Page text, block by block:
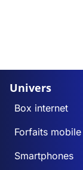
Univers
Box internet
Forfaits mobile
Smartphones